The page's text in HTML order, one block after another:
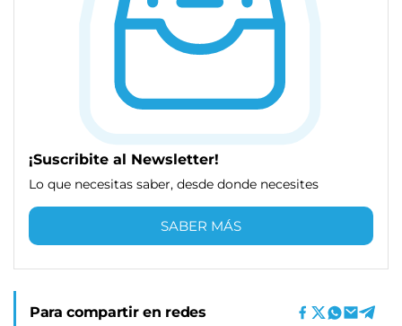
¡Suscribite al Newsletter!
Lo que necesitas saber, desde donde necesites
SABER MÁS
Para compartir en redes